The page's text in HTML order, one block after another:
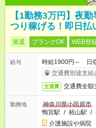
【1勤務3万円】夜
つり稼げる！即日払
派遣 ブランクOK WEB登
給与
時給1900円～ 日
交通費別途支給
交通費 交通費全額
勤務地
神奈川県小田原市
鴨宮駅 / 栢山駅 /
介護施設や病院